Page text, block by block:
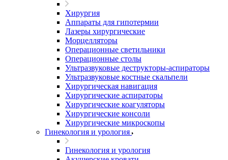
Хирургия
Аппараты для гипотермии
Лазеры хирургические
Морцелляторы
Операционные светильники
Операционные столы
Ультразвуковые деструкторы-аспираторы
Ультразвуковые костные скальпели
Хирургическая навигация
Хирургические аспираторы
Хирургические коагуляторы
Хирургические консоли
Хирургические микроскопы
Гинекология и урология
Гинекология и урология